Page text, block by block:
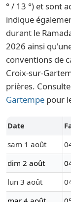
° / 13 °) et sont
indique
durant le
2026 ainsi
conventions de
Croix-sur-
prières.
Gartempe pour
Date
sam 1 août
dim 2 août
lun 3 août